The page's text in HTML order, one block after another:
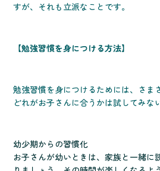
すが、それも立派なことです。
【勉強習慣を身につける方法】
勉強習慣を身につけるためには、さま
どれがお子さんに合うかは試してみな
幼少期からの習慣化
お子さんが幼いときは、家族と一緒に